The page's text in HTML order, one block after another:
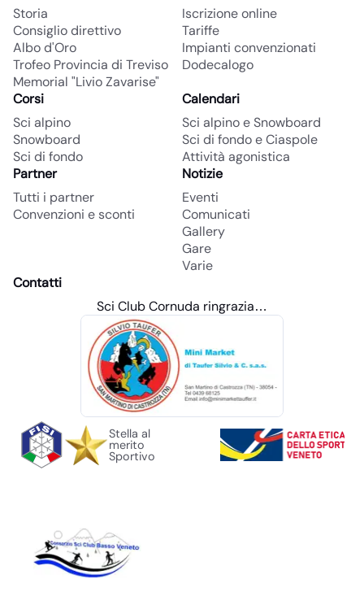
Storia
Consiglio direttivo
Albo d'Oro
Trofeo Provincia di Treviso
Memorial "Livio Zavarise"
Iscrizione online
Tariffe
Impianti convenzionati
Dodecalogo
Corsi
Sci alpino
Snowboard
Sci di fondo
Calendari
Sci alpino e Snowboard
Sci di fondo e Ciaspole
Attività agonistica
Partner
Tutti i partner
Convenzioni e sconti
Notizie
Eventi
Comunicati
Gallery
Gare
Varie
Contatti
Sci Club Cornuda ringraziailpartner
…
Stella al
merito
Sportivo